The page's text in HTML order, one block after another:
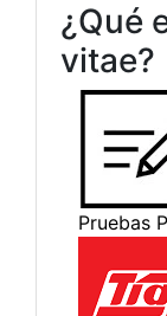
¿Qué
vitae?